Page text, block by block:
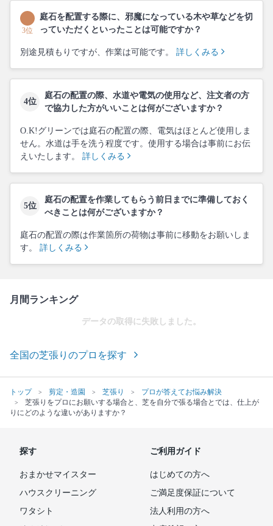
3位
庭石を配置する際に、邪魔になっている木や草などを切
っていただくといったことは可能ですか？
別途見積もりですが、作業は可能です。 詳しくみる
4位
庭石の配置の際、水道や電気の使用など、注文者の方
で協力した方がいいことは何がございますか？
O.K!グリーンでは庭石の配置の際、電気はほとんど使用しま
せん。水道は手を洗う程度です。使用する場合は事前にお伝
えいたします。 詳しくみる
5位
庭石の配置を作業してもらう前日までに準備しておく
べきことは何がございますか？
庭石の配置の際は作業箇所の荷物は事前に移動をお願いしま
す。 詳しくみる
月間ランキング
データの取得に失敗しました。
全国の芝張りのプロを探す
トップ 剪定・造園 芝張り
プロが答えてお悩み解決
芝張りをプロにお願いする場合と、芝を自分で張る場合とでは、仕上が
りにどのような違いがありますか？
探す
おまかせマイスター
ハウスクリーニング
ワタシト
ご利用ガイド
はじめての方へ
ご満足度保証について
法人利用の方へ